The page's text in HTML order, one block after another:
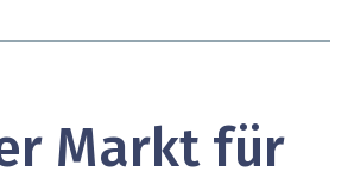
Markt für